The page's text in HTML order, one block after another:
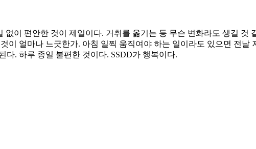
이 편안한 것이 제일이다. 거취를 옮기는 등 무슨 변화라도 생길 것
이 얼마나 느긋한가. 아침 일찍 움직여야 하는 일이라도 있으면 전날
. 하루 종일 불편한 것이다. SSDD가 행복이다.